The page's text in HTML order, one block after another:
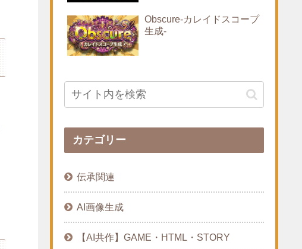
Obscure-カレイドスコープ
生成-
カテゴリー
伝承関連
AI画像生成
【AI共作】GAME・HTML・STORY